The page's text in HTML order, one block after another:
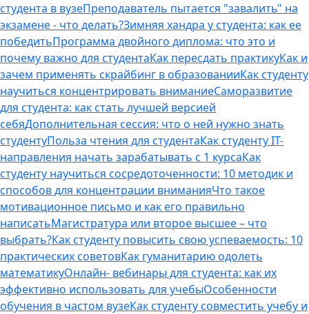
студента в вузеПреподаватель пытается "завалить" на
экзамене - что делать?Зимняя хандра у студента: как ее
победитьПрограмма двойного диплома: что это и
почему важно для студентаКак пересдать практикуКак и
зачем применять скрайбинг в образованииКак студенту
научиться концентрировать вниманиеСаморазвитие
для студента: как стать лучшей версией
себяДополнительная сессия: что о ней нужно знать
студентуПольза чтения для студентаКак студенту IT-
направления начать зарабатывать с 1 курсаКак
студенту научиться сосредоточенности: 10 методик и
способов для концентрации вниманияЧто такое
мотивационное письмо и как его правильно
написатьМагистратура или второе высшее – что
выбрать?Как студенту повысить свою успеваемость: 10
практических советовКак гуманитарию одолеть
математикуОнлайн- вебинары для студента: как их
эффективно использовать для учебыОсобенности
обучения в частом вузеКак студенту совместить учебу и